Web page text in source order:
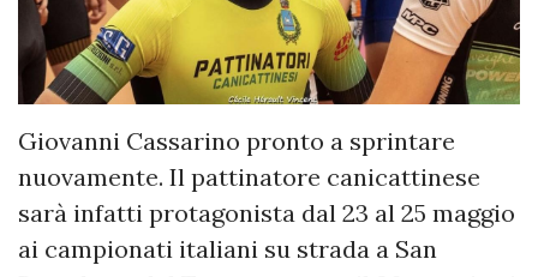
Giovanni Cassarino pronto a sprintare
nuovamente. Il pattinatore canicattinese
sarà infatti protagonista dal 23 al 25 maggio
ai campionati italiani su strada a San